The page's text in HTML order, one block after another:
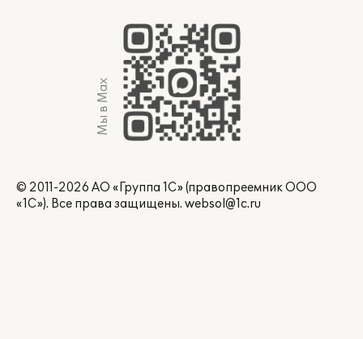
Мы в Max
© 2011-2026 АО «Группа 1С» (правопреемник ООО
«1С»). Все права защищены. websol@1c.ru